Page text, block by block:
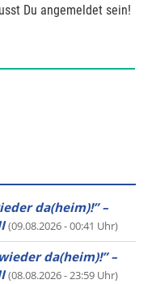
Du angemeldet sein!
da(heim)!” –
(09.08.2026 - 00:41 Uhr)
da(heim)!” –
(08.08.2026 - 23:59 Uhr)